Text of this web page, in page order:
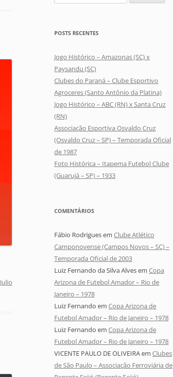
Julio
por:
POSTS RECENTES
Jogo Histórico – Amazonas (SC) x
Paysandu (SC)
Clubes do Paraná – Clube Esportivo
Agroceres (Santo Antônio da Platina)
Jogo Histórico – ABC (RN) x Santa Cruz
(RN)
Associação Esportiva Osvaldo Cruz
(Osvaldo Cruz – SP) – Temporada Oficial
de 1987
Foto Histórica – Itapema Futebol Clube
(Guarujá – SP) – 1933
COMENTÁRIOS
Fábio Rodriguesem Clube Atlético
Camponovense (Campos Novos – SC) –
Temporada Oficial de 2003
Luiz Fernando da Silva Alvesem Copa
Arizona de Futebol Amador – Rio de
Janeiro – 1978
Luiz Fernando em Copa Arizona de
Futebol Amador – Rio de Janeiro – 1978
Luiz Fernando em Copa Arizona de
Futebol Amador – Rio de Janeiro – 1978
VICENTE PAULO DE OLIVEIRAem Clubes
de São Paulo – Associação Ferroviária de